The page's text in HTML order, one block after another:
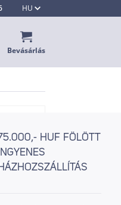
HU
Bevásárlás
HUF FÖLÖTT
INGYENES